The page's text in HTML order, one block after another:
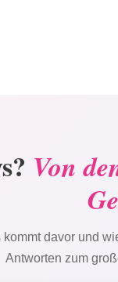
Von
davor und
Antworten zum